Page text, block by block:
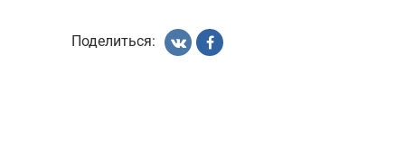
Поделиться: